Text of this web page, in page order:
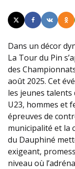
Dans un décor
La Tour du Pin
des
août 2025. Cet
les jeunes talents
U23, hommes et
épreuves de
municipalité et la
du Dauphiné
exigeant,
niveau où